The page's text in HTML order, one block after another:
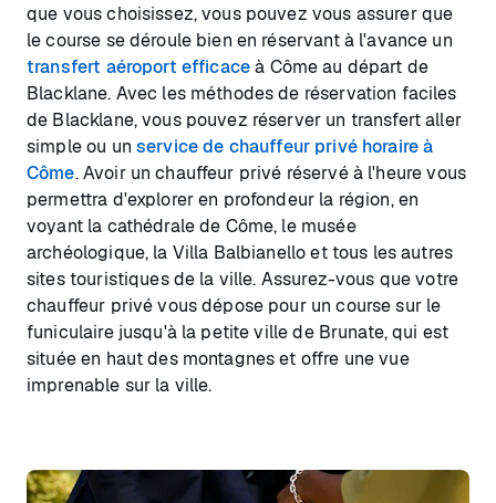
que vous choisissez, vous pouvez vous assurer que
le course se déroule bien en réservant à l'avance un
transfert aéroport efficaceà Côme au départ de
Blacklane. Avec les méthodes de réservation faciles
de Blacklane, vous pouvez réserver un transfert aller
simple ou un service de chauffeur privé horaire à
Côme. Avoir un chauffeur privé réservé à l'heure vous
permettra d'explorer en profondeur la région, en
voyant la cathédrale de Côme, le musée
archéologique, la Villa Balbianello et tous les autres
sites touristiques de la ville. Assurez-vous que votre
chauffeur privé vous dépose pour un course sur le
funiculaire jusqu'à la petite ville de Brunate, qui est
située en haut des montagnes et offre une vue
imprenable sur la ville.